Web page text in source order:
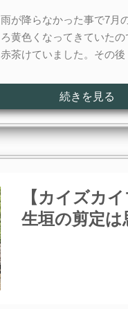
が降らなかった事で7月
黄色くなってきていた
茶けていました。その後
続きを見る
【カイズカ
生垣の剪定は